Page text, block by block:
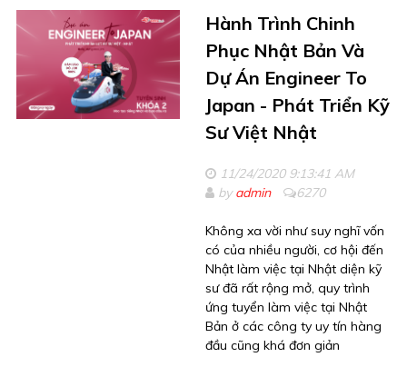
Hành Trình Chinh
Phục Nhật Bản Và
Dự Án Engineer To
Japan - Phát Triển Kỹ
Sư Việt Nhật
11/24/2020 9:13:41 AM
byadmin 6270
Không xa vời như suy nghĩ vốn
có của nhiều người, cơ hội đến
Nhật làm việc tại Nhật diện kỹ
sư đã rất rộng mở, quy trình
ứng tuyển làm việc tại Nhật
Bản ở các công ty uy tín hàng
đầu cũng khá đơn giản